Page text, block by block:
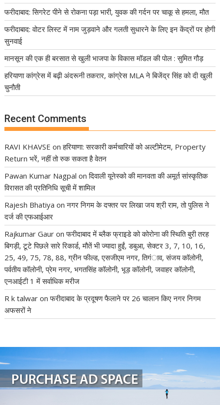
फरीदाबाद: सिगरेट पीने से रोकना पड़ा भारी, युवक की गर्दन पर चाकू से हमला, मौत
फरीदाबाद: वोटर लिस्ट में नाम जुड़वाने और गलती सुधारने के लिए इन केंद्रों पर होगी
सुनवाई
मानसून की एक ही बरसात से खुली भाजपा के विकास मॉडल की पोल : सुमित गौड़
हरियाणा कांग्रेस में बढ़ी अंदरूनी तकरार, कांग्रेस MLA ने बिजेंद्र सिंह को दी खुली
चुनौती
Recent Comments
RAVI KHAVSE onहरियाणा: सरकारी कर्मचारियों को अल्टीमेटम, Property
Return भरें, नहीं तो रुक सकता है वेतन
Pawan Kumar Nagpal onदिवाली यूनेस्को की मानवता की अमूर्त सांस्कृतिक
विरासत की प्रतिनिधि सूची में शामिल
Rajesh Bhatiya onनगर निगम के दफ्तर पर लिखा जय श्री राम, तो पुलिस ने
दर्ज की एफआईआर
Rajkumar Gaur onफरीदाबाद में ब्लैक फ्राइडे को कोरोना की स्थिति बुरी तरह
बिगड़ी, टूटे पिछले सारे रिकार्ड, मौतें भी ज्यादा हुईं, डबुआ, सेक्टर 3, 7, 10, 16,
25, 49, 75, 78, 88, ग्रीन फील्ड, एसजीएम नगर, तिगंाव, संजय कॉलोनी,
पर्वतीय कॉलोनी, प्रेम नगर, भगतसिंह कॉलोनी, भूड़ कॉलोनी, जवाहर कॉलोनी,
एनआईटी 1 में सर्वाधिक मरीज
R k talwar onफरीदाबाद के प्रदूषण फैलाने पर 26 चालान किए नगर निगम
अफसरों ने